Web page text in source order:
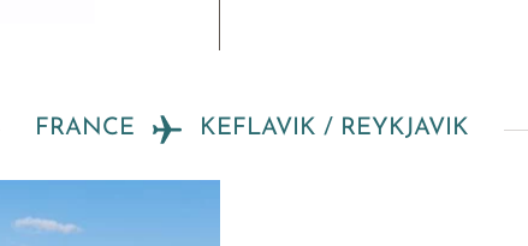
FRANCE KEFLAVIK / REYKJAVIK